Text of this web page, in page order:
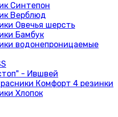
Синтепон
Верблюд
Овечья шерсть
Бамбук
водонепроницаемые
- Ившвей
Комфорт 4 резинки
Хлопок